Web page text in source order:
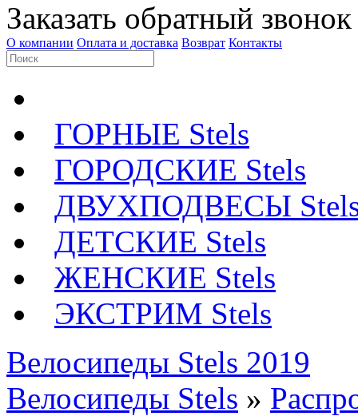
Заказать обратный звонок
О компании Оплата и доставка Возврат Контакты
ГОРНЫЕ Stels
ГОРОДСКИЕ Stels
ДВУХПОДВЕСЫ
ДЕТСКИЕ Stels
ЖЕНСКИЕ Stels
ЭКСТРИМ Stels
Велосипеды Stels 2019
Велосипеды Stels »